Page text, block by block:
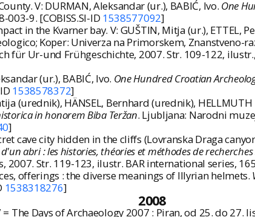
V: DURMAN, Aleksandar (ur.), BABIĆ, Ivo. One
9. [COBISS.SI-ID 1538577092]
in the Kvarner bay. V: GUŠTIN, Mitja (ur.), ETTEL,
Koper: Univerza na Primorskem, Znanstveno-
für Ur-und Frühgeschichte, 2007. Str. 109-122,
(ur.), BABIĆ, Ivo. One Hundred Croatian
1538578372]
(urednik), HÄNSEL, Bernhard (urednik), HELLMUTH
in honorem Biba Teržan. Ljubljana: Narodni
]
cave city hidden in the cliffs (Lovranska Draga
abri : les histories, théories et méthodes de
2007. Str. 119-123, ilustr. BAR international series,
offerings : the diverse meanings of Illyrian helmets.
1538318276]
2008
The Days of Archaeology 2007 : Piran, od 25. do 27.